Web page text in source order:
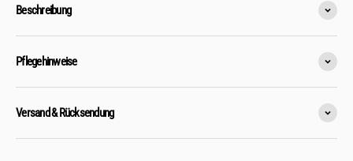
Beschreibung
Pflegehinweise
Versand & Rücksendung